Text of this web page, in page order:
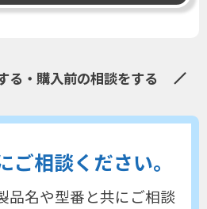
る・購入前の相談をする
ご相談ください。
品名や型番と共にご相談